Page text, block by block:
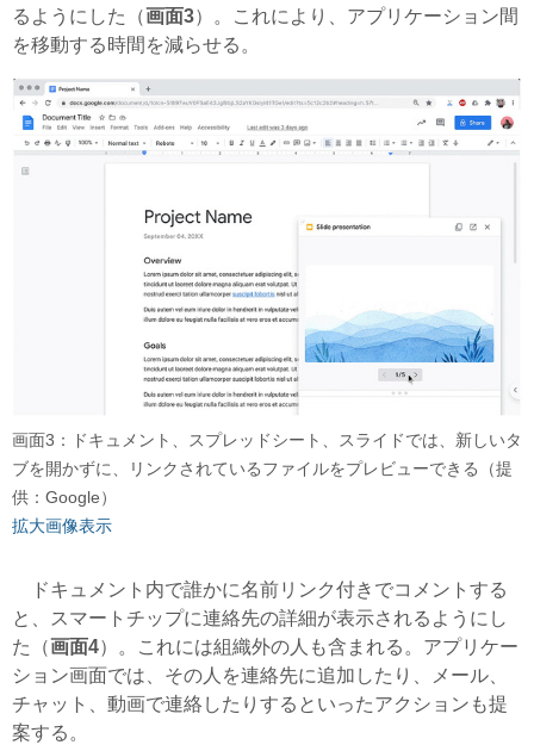
るようにした（画面3）。これにより、アプリケーション間
を移動する時間を減らせる。
画面3：ドキュメント、スプレッドシート、スライドでは、新しいタ
ブを開かずに、リンクされているファイルをプレビューできる（提
供：Google）
拡大画像表示
ドキュメント内で誰かに名前リンク付きでコメントする
と、スマートチップに連絡先の詳細が表示されるようにし
た（画面4）。これには組織外の人も含まれる。アプリケー
ション画面では、その人を連絡先に追加したり、メール、
チャット、動画で連絡したりするといったアクションも提
案する。